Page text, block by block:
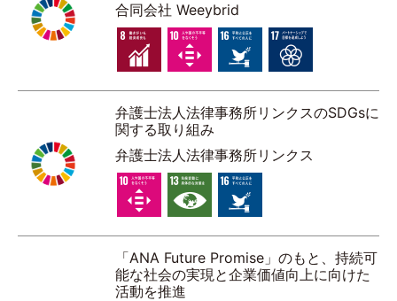
合同会社 Weeybrid
弁護士法人法律事務所リンクスのSDGsに
関する取り組み
弁護士法人法律事務所リンクス
「ANA Future Promise」のもと、持続可
能な社会の実現と企業価値向上に向けた
活動を推進